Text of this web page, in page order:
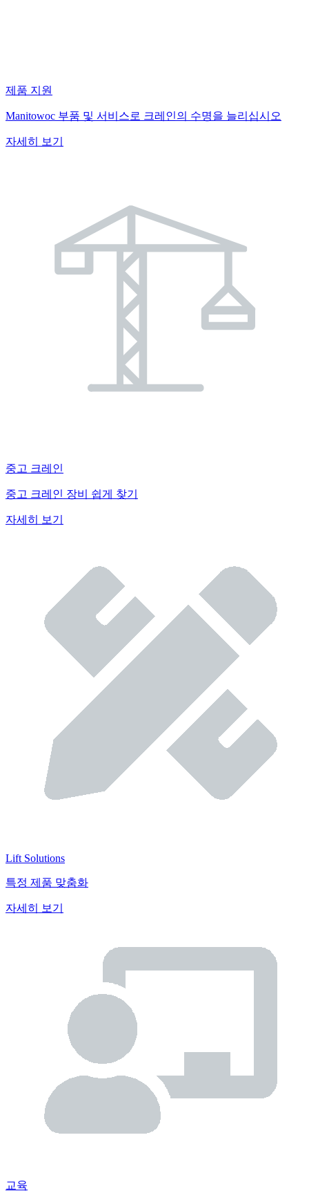
제품 지원
Manitowoc 부품 및 서비스로 크레인의 수명을 늘리십시오
자세히 보기
중고 크레인
중고 크레인 장비 쉽게 찾기
자세히 보기
Lift Solutions
특정 제품 맞춤화
자세히 보기
교육